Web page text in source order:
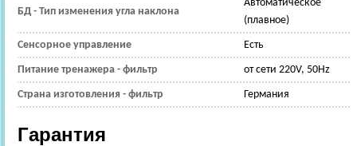
БД - Тип изменения угла наклона
Автоматическое
(плавное)
Сенсорное управление Есть
Питание тренажера - фильтр от сети 220V, 50Hz
Страна изготовления - фильтр Германия
Гарантия